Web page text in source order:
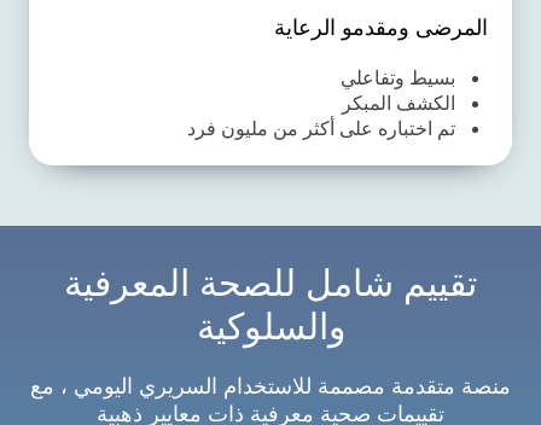
المرضى ومقدمو الرعاية
بسيط وتفاعلي
الكشف المبكر
تم اختباره على أكثر من مليون فرد
تقييم شامل للصحة المعرفية
والسلوكية
منصة متقدمة مصممة للاستخدام السريري اليومي ، مع
تقييمات صحية معرفية ذات معايير ذهبية